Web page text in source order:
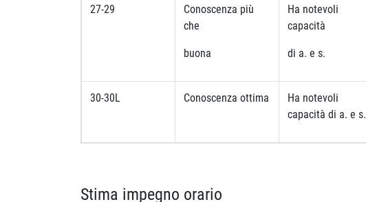
27-29
Conoscenza più
che
buona
Ha notevoli
capacità
di a. e s.
30-30L Conoscenza ottima
Ha notevoli
capacità di a. e s.
Stima impegno orario